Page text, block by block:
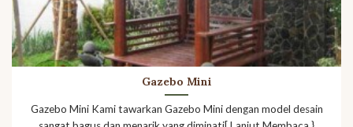
Gazebo Mini
Gazebo Mini Kami tawarkan Gazebo Mini dengan model desain